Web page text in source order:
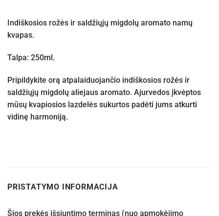
Indiškosios rožės ir saldžiųjų migdolų aromato namų
kvapas.
Talpa: 250ml.
Pripildykite orą atpalaiduojančio indiškosios rožės ir
saldžiųjų migdolų aliejaus aromato. Ajurvedos įkvėptos
mūsų kvapiosios lazdelės sukurtos padėti jums atkurti
vidinę harmoniją.
PRISTATYMO INFORMACIJA
Šios prekės išsiuntimo terminas (nuo apmokėjimo